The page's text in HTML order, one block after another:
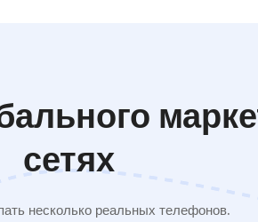
сетях
несколько реальных телефонов.